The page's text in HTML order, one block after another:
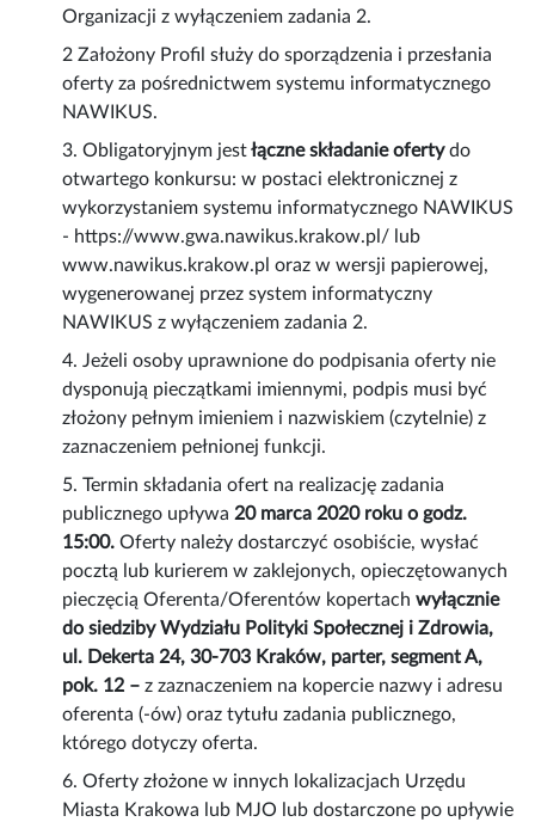
Organizacji z wyłączeniem zadania 2.
2 Założony Profil służy do sporządzenia i przesłania
oferty za pośrednictwem systemu informatycznego
NAWIKUS.
3. Obligatoryjnym jestłączne składanie ofertydo
otwartego konkursu: w postaci elektronicznej z
wykorzystaniem systemu informatycznego NAWIKUS
- https://www.gwa.nawikus.krakow.pl/ lub
www.nawikus.krakow.pl oraz w wersji papierowej,
wygenerowanej przez system informatyczny
NAWIKUS z wyłączeniem zadania 2.
4. Jeżeli osoby uprawnione do podpisania oferty nie
dysponują pieczątkami imiennymi, podpis musi być
złożony pełnym imieniem i nazwiskiem (czytelnie) z
zaznaczeniem pełnionej funkcji.
5. Termin składania ofert na realizację zadania
publicznego upływa 20 marca 2020 roku o godz.
15:00. Oferty należy dostarczyć osobiście, wysłać
pocztą lub kurierem w zaklejonych, opieczętowanych
pieczęcią Oferenta/Oferentów kopertachwyłącznie
do siedziby Wydziału Polityki Społecznej i Zdrowia,
ul. Dekerta 24, 30-703 Kraków, parter, segment A,
pok. 12 – z zaznaczeniem na kopercie nazwy i adresu
oferenta (-ów) oraz tytułu zadania publicznego,
którego dotyczy oferta.
6. Oferty złożone w innych lokalizacjach Urzędu
Miasta Krakowa lub MJO lub dostarczone po upływie